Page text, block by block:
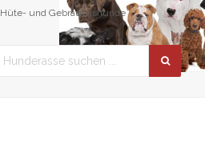
Hüte- und Gebrauchshunde